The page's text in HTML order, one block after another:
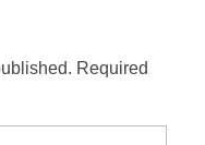
Required